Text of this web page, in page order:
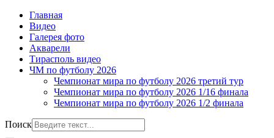
Главная
Видео
Галерея фото
Акварели
Тирасполь видео
ЧМ по футболу 2026
Чемпионат мира по футболу 2026 третий тур
Чемпионат мира по футболу 2026 1/16 финала
Чемпионат мира по футболу 2026 1/2 финала
Поиск